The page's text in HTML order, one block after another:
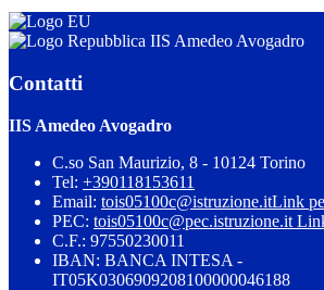
IIS Amedeo Avogadro
Contatti
IIS Amedeo Avogadro
C.so San Maurizio, 8 - 10124 Torino
Tel: +390118153611
Email: tois05100c@istruzione.itLink
PEC: tois05100c@pec.istruzione.it
C.F.: 97550230011
IBAN: BANCA INTESA -
IT05K0306909208100000046188